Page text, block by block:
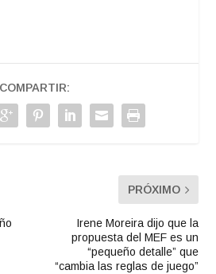
COMPARTIR:
PRÓXIMO
Irene Moreira dijo que la
propuesta del MEF es un
“pequeño detalle” que
“cambia las reglas de juego”